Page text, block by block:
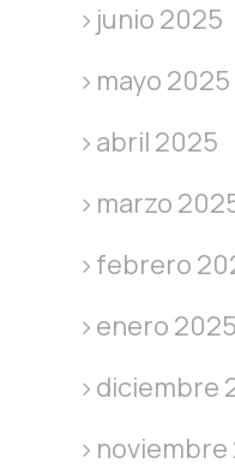
junio 2025
mayo 2025
abril 2025
marzo
febrero
enero 2025
diciembre
noviembre